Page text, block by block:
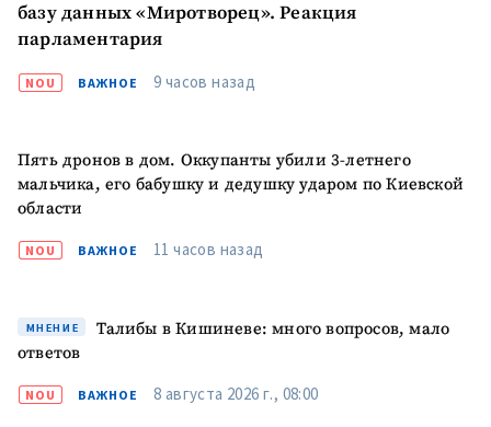
базу данных «Миротворец». Реакция
парламентария
NOU ВАЖНОЕ 9 часов назад
Пять дронов в дом. Оккупанты убили 3-летнего
мальчика, его бабушку и дедушку ударом по Киевской
области
NOU ВАЖНОЕ 11 часов назад
МНЕНИЕ
Талибы в Кишиневе: много вопросов, мало
ответов
NOU ВАЖНОЕ 8 августа 2026 г., 08:00
КОНТАКТНЫЙ ИСТОЧНИК
Анонимный источник
Электронная почта
+ Мой email
Телефон
+ Личный телефон
сполитикой
ОТПРАВИТЬ НОВОСТЬ